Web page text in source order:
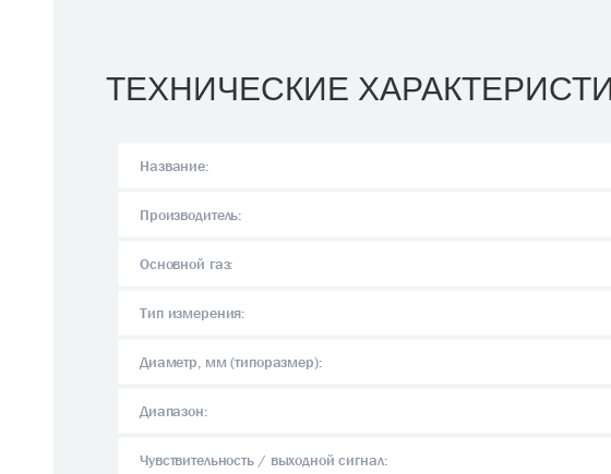
ТЕХНИЧЕСКИЕ
Название:
Производитель:
Основной газ:
Тип измерения:
Диаметр, мм (типоразмер):
Диапазон:
Чувствительность / выходной сигнал: